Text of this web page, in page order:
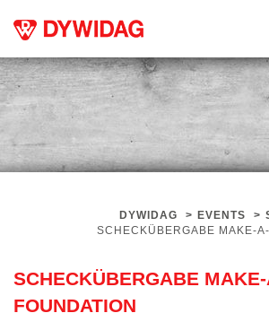
DYWIDAG > EVENTS >
SCHECKÜBERGABE MAKE-
SCHECKÜBERGABE
FOUNDATION